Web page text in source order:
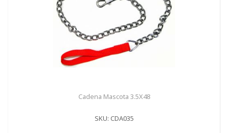
Cadena Mascota 3.5X48
SKU: CDA035